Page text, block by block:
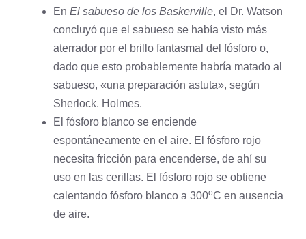
En El sabueso de los Baskerville, el Dr. Watson
concluyó que el sabueso se había visto más
aterrador por el brillo fantasmal del fósforo o,
dado que esto probablemente habría matado al
sabueso, «una preparación astuta», según
Sherlock. Holmes.
El fósforo blanco se enciende
espontáneamente en el aire. El fósforo rojo
necesita fricción para encenderse, de ahí su
uso en las cerillas. El fósforo rojo se obtiene
calentando fósforo blanco a 300oC en ausencia
de aire.